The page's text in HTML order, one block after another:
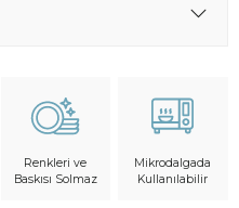
Renkleri ve
Baskısı Solmaz
Mikrodalgada
Kullanılabilir